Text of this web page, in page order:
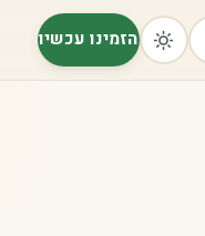
הזמינו עכשיו